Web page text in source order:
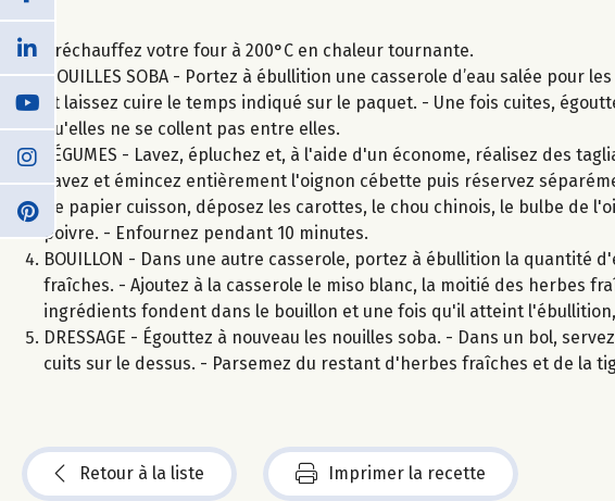
Préchauffez votre four à 200°C en chaleur tournante.
NOUILLES SOBA - Portez à ébullition une casserole d’eau salée pour
et laissez cuire le temps indiqué sur le paquet. - Une fois cuites,
qu'elles ne se collent pas entre elles.
LÉGUMES - Lavez, épluchez et, à l'aide d'un économe, réalisez des
Lavez et émincez entièrement l'oignon cébette puis réservez
de papier cuisson, déposez les carottes, le chou chinois, le bulbe de
poivre. - Enfournez pendant 10 minutes.
BOUILLON - Dans une autre casserole, portez à ébullition la quantité
fraîches. - Ajoutez à la casserole le miso blanc, la moitié des herbes
ingrédients fondent dans le bouillon et une fois qu'il atteint
DRESSAGE - Égouttez à nouveau les nouilles soba. - Dans un bol,
cuits sur le dessus. - Parsemez du restant d'herbes fraîches et de la
Retour à la liste Imprimer la recette